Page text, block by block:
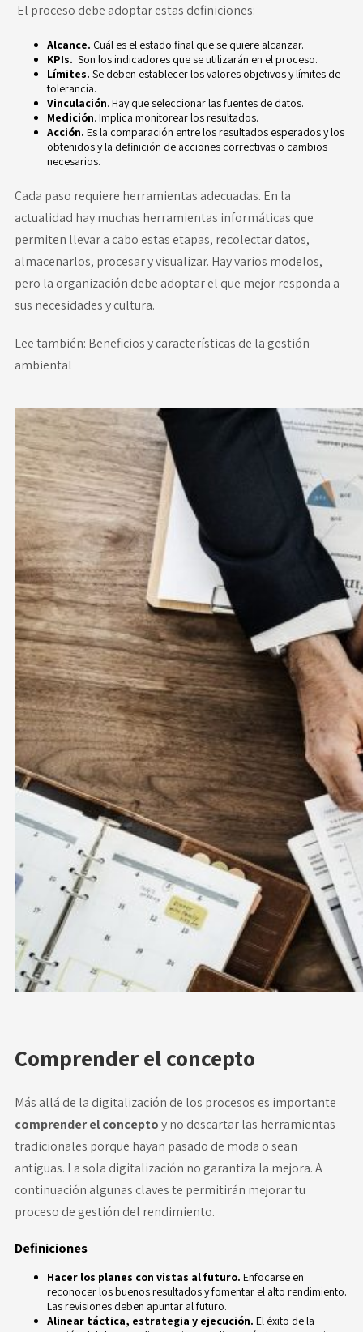
El proceso debe adoptar estas definiciones:
Alcance. Cuál es el estado final que se quiere alcanzar.
KPIs. Son los indicadores que se utilizarán en el proceso.
Límites. Se deben establecer los valores objetivos y límites de
tolerancia.
Vinculación. Hay que seleccionar lasfuentes de datos.
Medición. Implica monitorear los resultados.
Acción. Es la comparación entre los resultados esperados y los
obtenidos y la definición de acciones correctivas o cambios
necesarios.
Cada paso requiere herramientas adecuadas. En la
actualidad hay muchas herramientas informáticas que
permiten llevar a cabo estas etapas, recolectar datos,
almacenarlos, procesar y visualizar. Hay varios modelos,
pero la organización debe adoptar el que mejor responda a
sus necesidades y cultura.
Lee también: Beneficios y características de la gestión
ambiental
Comprender el concepto
Más allá de la digitalización de los procesos es importante
comprender el conceptoy no descartar las herramientas
tradicionales porque hayan pasado de moda o sean
antiguas. La sola digitalización no garantiza la mejora. A
continuación algunas claves te permitirán mejorar tu
proceso de gestión del rendimiento.
Definiciones
Hacer los planes con vistas al futuro. Enfocarse en
reconocer los buenos resultados y fomentar el alto rendimiento.
Las revisiones deben apuntar al futuro.
Alinear táctica, estrategia y ejecución. El éxito de la